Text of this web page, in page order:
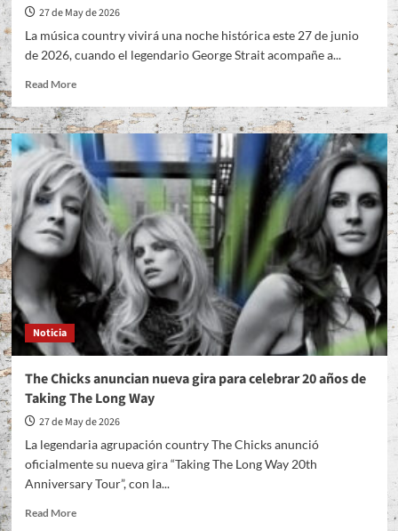
27 de May de 2026
La música country vivirá una noche histórica este 27 de junio
de 2026, cuando el legendario George Strait acompañe a...
Read MoreRead
about
George
Strait
se
unirá
al
último
concierto
de
Alan
Jackson
en
Nashville
Noticia
The Chicks anuncian nueva gira para celebrar 20 años de
Taking The Long Way
27 de May de 2026
La legendaria agrupación country The Chicks anunció
oficialmente su nueva gira “Taking The Long Way 20th
Anniversary Tour”, con la...
Read MoreRead